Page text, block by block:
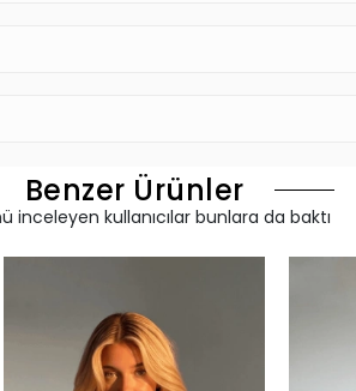
Benzer Ürünler
inceleyen kullanıcılar bunlara da baktı